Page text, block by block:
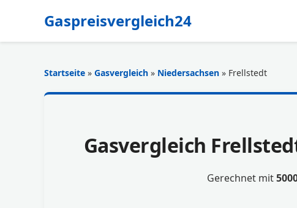
Gaspreisvergleich24
Startseite » Gasvergleich » Niedersachsen » Frellstedt
Gasvergleich
Gerechnet mit